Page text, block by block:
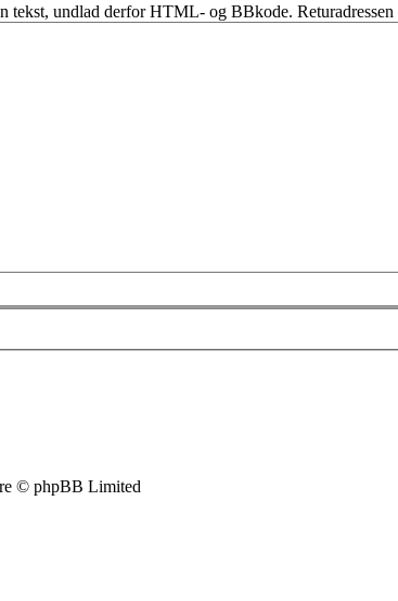
tekst, undlad derfor HTML- og BBkode.
© phpBB Limited